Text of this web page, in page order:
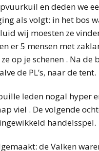
en deden we
als volgt: in het bos
wij moesten ze
er 5 mensen met
op je schenen . Na de
de PL’s, naar de tent.
leden nogal hyper
viel . De volgende
handelsspel.
de Valken